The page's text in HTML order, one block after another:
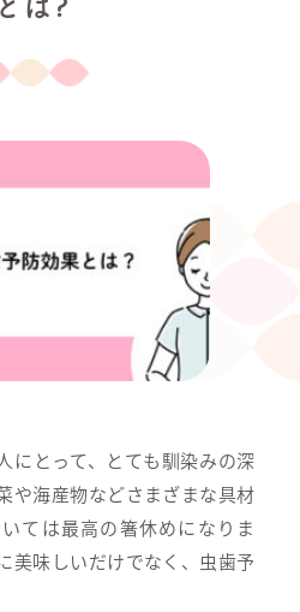
とは?
にとって、とても馴染みの深
や海産物などさまざまな具材
ては最高の箸休めになりま
美味しいだけでなく、虫歯予